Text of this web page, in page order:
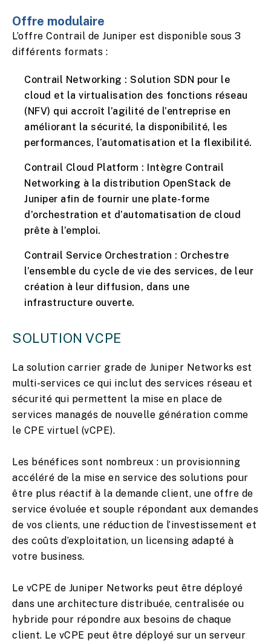
Offre modulaire
L’offre Contrail de Juniper est disponible sous 3
différents formats :
Contrail Networking : Solution SDN pour le
cloud et la virtualisation des fonctions réseau
(NFV) qui accroît l’agilité de l’entreprise en
améliorant la sécurité, la disponibilité, les
performances, l’automatisation et la flexibilité.
Contrail Cloud Platform : Intègre Contrail
Networking à la distribution OpenStack de
Juniper afin de fournir une plate-forme
d’orchestration et d’automatisation de cloud
prête à l’emploi.
Contrail Service Orchestration : Orchestre
l’ensemble du cycle de vie des services, de leur
création à leur diffusion, dans une
infrastructure ouverte.
SOLUTION VCPE
La solution carrier grade de Juniper Networks est
multi-services ce qui inclut des services réseau et
sécurité qui permettent la mise en place de
services managés de nouvelle génération comme
le CPE virtuel (vCPE).
Les bénéfices sont nombreux : un provisionning
accéléré de la mise en service des solutions pour
être plus réactif à la demande client, une offre de
service évoluée et souple répondant aux demandes
de vos clients, une réduction de l’investissement et
des coûts d’exploitation, un licensing adapté à
votre business.
Le vCPE de Juniper Networks peut être déployé
dans une architecture distribuée, centralisée ou
hybride pour répondre aux besoins de chaque
client. Le vCPE peut être déployé sur un serveur